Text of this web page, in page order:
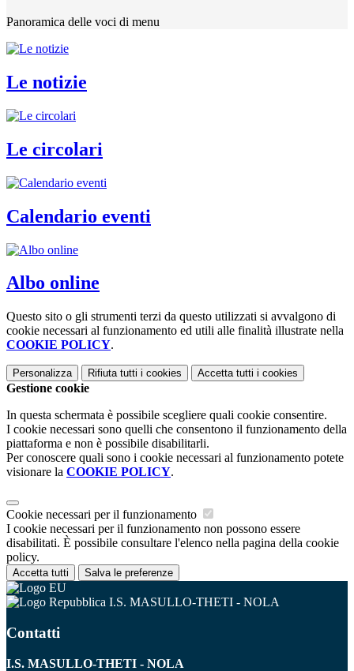
Panoramica delle voci di menu
Le notizie
Le circolari
Calendario eventi
Albo online
Questo sito o gli strumenti terzi da questo utilizzati si avvalgono di
cookie necessari al funzionamento ed utili alle finalità illustrate nella
COOKIE POLICY.
Personalizza Rifiuta tutti i cookies Accetta tutti i cookies
Gestione cookie
In questa schermata è possibile scegliere quali cookie consentire.
I cookie necessari sono quelli che consentono il funzionamento della
piattaforma e non è possibile disabilitarli.
Per conoscere quali sono i cookie necessari al funzionamento potete
visionare la COOKIE POLICY.
Cookie necessari per il funzionamento
I cookie necessari per il funzionamento non possono essere
disabilitati. È possibile consultare l'elenco nella pagina della cookie
policy.
Accetta tutti Salva le preferenze
I.S. MASULLO-THETI - NOLA
Contatti
I.S. MASULLO-THETI - NOLA